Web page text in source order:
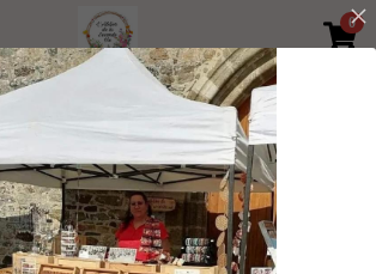
0
catégories
×
DE LA BOUTIQUE